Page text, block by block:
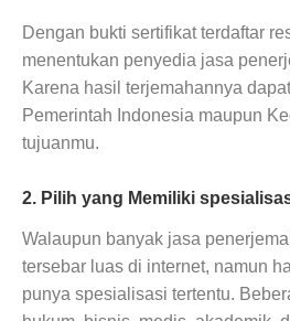
Dengan bukti sertifikat terdaftar
menentukan penyedia jasa
Karena hasil terjemahannya
Pemerintah Indonesia maupun
tujuanmu.
2. Pilih yang Memiliki
Walaupun banyak jasa
tersebar luas di internet, namun
punya spesialisasi tertentu.